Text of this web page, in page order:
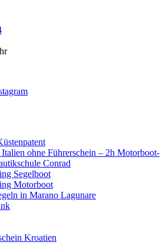
ohne Führerschein – 2h Motorboot-
Conrad
Segelboot
Motorboot
in Marano Lagunare
Kroatien